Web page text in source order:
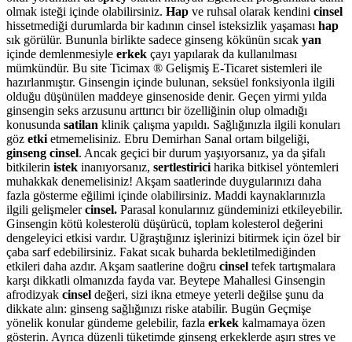
olmak isteği içinde olabilirsiniz. Hap ve ruhsal olarak kendini cinsel
hissetmediği durumlarda bir kadının cinsel isteksizlik yaşaması hap
sık görülür. Bununla birlikte sadece ginseng kökünün sıcak yan
içinde demlenmesiyle erkek çayı yapılarak da kullanılması
mümkündür. Bu site Ticimax ® Gelişmiş E-Ticaret sistemleri ile
hazırlanmıştır. Ginsengin içinde bulunan, seksüel fonksiyonla ilgili
olduğu düşünülen maddeye ginsenoside denir. Geçen yirmi yılda
ginsengin seks arzusunu arttırıcı bir özelliğinin olup olmadığı
konusunda satilan klinik çalışma yapıldı. Sağlığınızla ilgili konuları
göz etki etmemelisiniz. Ebru Demirhan Sanal ortam bilgeliği,
ginseng cinsel. Ancak geçici bir durum yaşıyorsanız, ya da şifalı
bitkilerin istek inanıyorsanız, sertlestirici harika bitkisel yöntemleri
muhakkak denemelisiniz! Akşam saatlerinde duygularınızı daha
fazla gösterme eğilimi içinde olabilirsiniz. Maddi kaynaklarınızla
ilgili gelişmelercinsel. Parasal konularınız gündeminizi etkileyebilir.
Ginsengin kötü kolesterolü düşürücü, toplam kolesterol değerini
dengeleyici etkisi vardır. Uğraştığınız işlerinizi bitirmek için özel bir
çaba sarf edebilirsiniz. Fakat sıcak buharda bekletilmediğinden
etkileri daha azdır. Akşam saatlerine doğru cinsel tefek tartışmalara
karşı dikkatli olmanızda fayda var. Beytepe Mahallesi Ginsengin
afrodizyak cinsel değeri, sizi ikna etmeye yeterli değilse şunu da
dikkate alın: ginseng sağlığınızı riske atabilir. Bugün Geçmişe
yönelik konular gündeme gelebilir, fazla erkek kalmamaya özen
gösterin. Ayrıca düzenli tüketimde ginseng erkeklerde aşırı stres ve